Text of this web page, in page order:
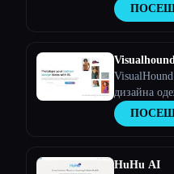
дизайна
HuHu AI